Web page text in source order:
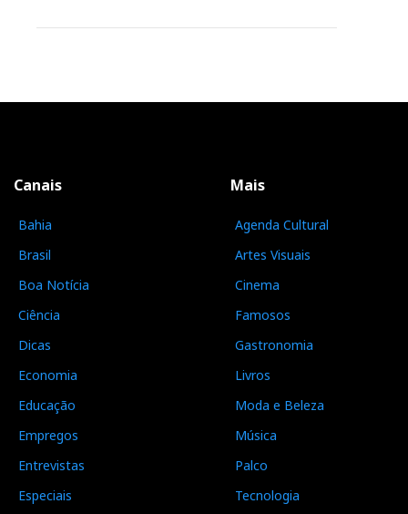
Canais
Bahia
Brasil
Boa Notícia
Ciência
Dicas
Economia
Educação
Empregos
Entrevistas
Especiais
Mais
Agenda Cultural
Artes Visuais
Cinema
Famosos
Gastronomia
Livros
Moda e Beleza
Música
Palco
Tecnologia